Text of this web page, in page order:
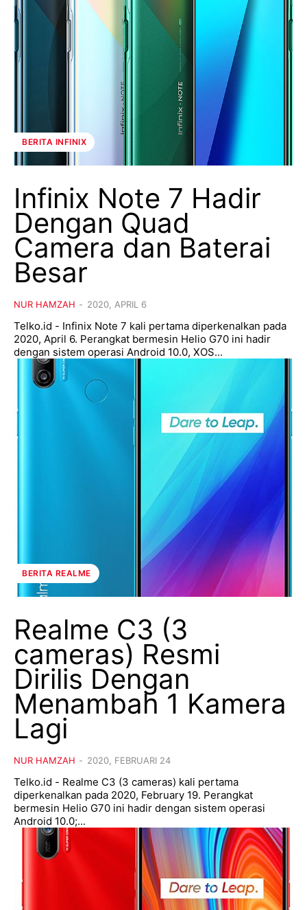
BERITA INFINIX
Infinix Note 7 Hadir
Dengan Quad
Camera dan Baterai
Besar
NUR HAMZAH - 2020, APRIL 6
Telko.id - Infinix Note 7 kali pertama diperkenalkan pada
2020, April 6. Perangkat bermesin Helio G70 ini hadir
dengan sistem operasi Android 10.0, XOS...
BERITA REALME
Realme C3 (3
cameras) Resmi
Dirilis Dengan
Menambah 1 Kamera
Lagi
NUR HAMZAH - 2020, FEBRUARI 24
Telko.id - Realme C3 (3 cameras) kali pertama
diperkenalkan pada 2020, February 19. Perangkat
bermesin Helio G70 ini hadir dengan sistem operasi
Android 10.0;...